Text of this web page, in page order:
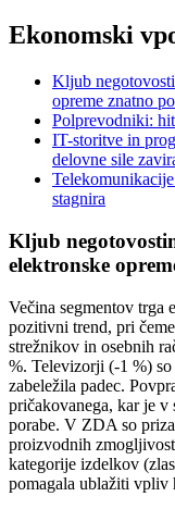
Ekonomski
Kljub
opreme znatno
Polprevodniki:
IT-storitve in
delovne sile
stagnira
Kljub
elektronske
Večina segmentov trga
pozitivni trend, pri
strežnikov in osebnih
%. Televizorji (-1 %)
zabeležila padec.
pričakovanega, kar je v
porabe. V ZDA so
proizvodnih
kategorije izdelkov
pomagala ublažiti vpliv